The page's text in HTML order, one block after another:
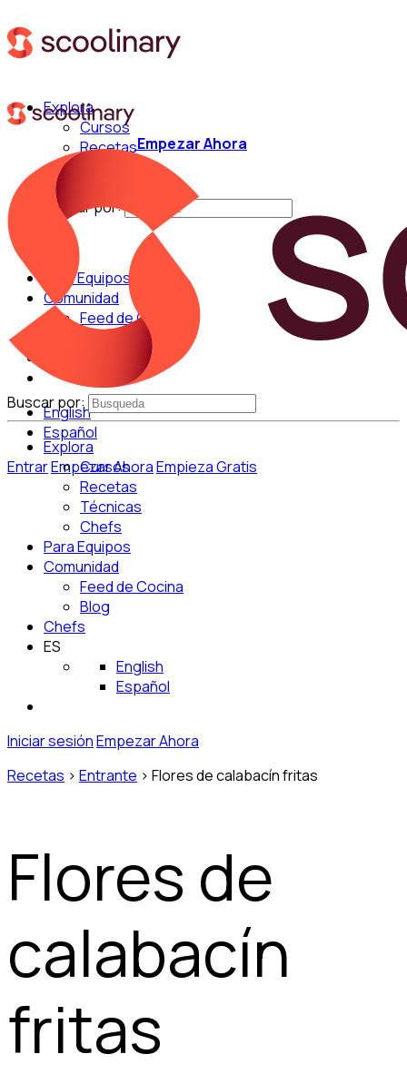
Explora
Cursos
Recetas
Buscar por:
Para Equipos
Comunidad
Feed de Cocina
English
Español
EntrarEmpezar AhoraEmpieza Gratis
Empezar Ahora
Buscar por:
Explora
Cursos
Recetas
Técnicas
Chefs
Para Equipos
Comunidad
Feed de Cocina
Blog
Chefs
ES
English
Español
Iniciar sesiónEmpezar Ahora
Recetas > Entrante > Flores de calabacín fritas
Flores de
calabacín
fritas